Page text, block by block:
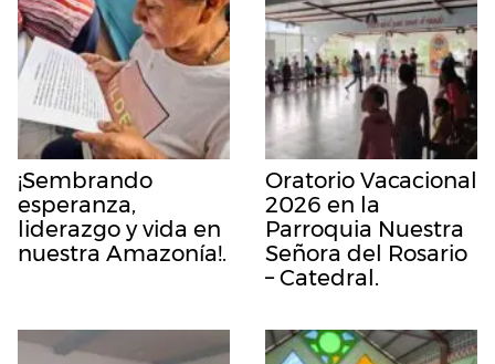
¡Sembrando
esperanza,
liderazgo y vida en
nuestra Amazonía!.
Oratorio Vacacional
2026 en la
Parroquia Nuestra
Señora del Rosario
– Catedral.